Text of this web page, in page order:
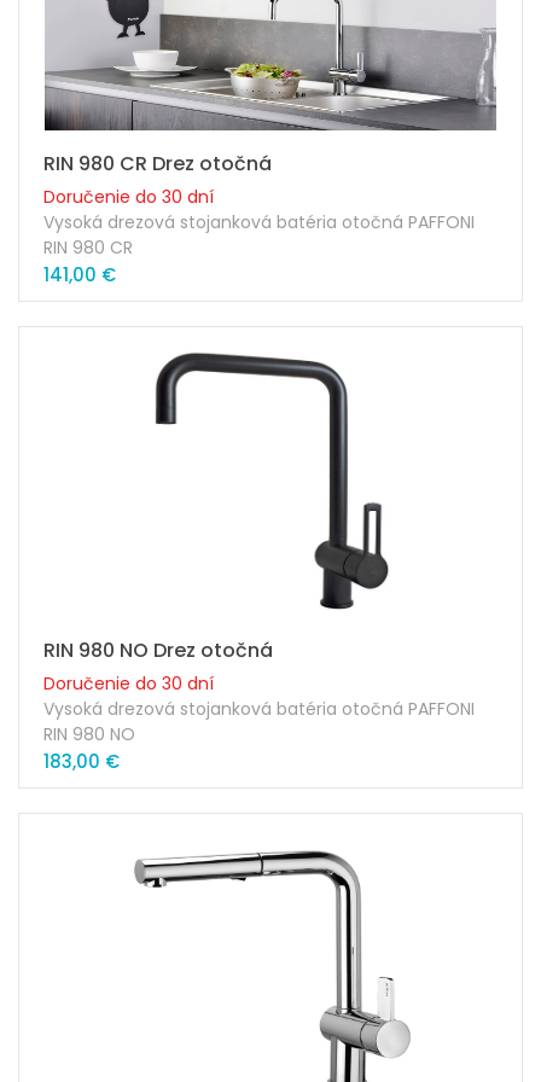
RIN 980 CR Drez otočná
Doručenie do 30 dní
Vysoká drezová stojanková batéria otočná PAFFONI
RIN 980 CR
Prevedenie: chróm
Výška výtoku ramienka: 263mm
Dĺžka ramienka: 230mm
Kartuša: 35mm
Súčasťou balenia sú pripojovacie skrutky + hadičky
141,00 €
RIN 980 NO Drez otočná
Doručenie do 30 dní
Vysoká drezová stojanková batéria otočná PAFFONI
RIN 980 NO
Prevedenie: čierna
Výška výtoku ramienka: 263mm
Kartuša: 35mm
Náhradná kartuša: ZA91151
183,00 €